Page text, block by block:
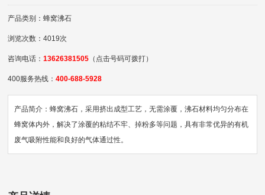
产品类别：蜂窝沸石
浏览次数：4019次
咨询电话：13626381505 （点击号码可拨打）
400服务热线：400-688-5928
产品简介：蜂窝沸石，采用挤出成型工艺，无需涂覆，沸石材料均匀分布在
蜂窝体内外，解决了涂覆的粘结不牢、掉粉多等问题，具有非常优异的有机
废气吸附性能和良好的气体通过性。